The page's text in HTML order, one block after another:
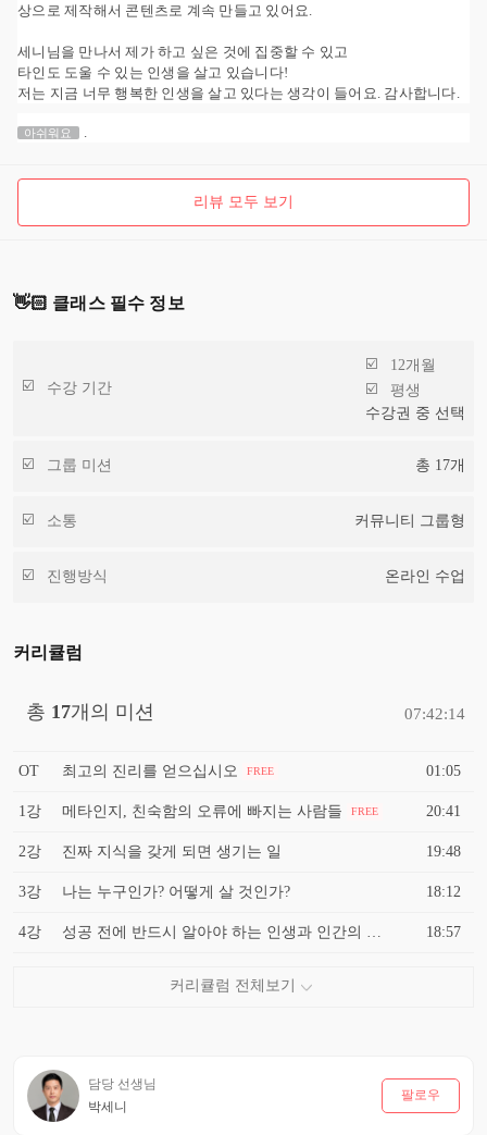
상으로 제작해서 콘텐츠로 계속 만들고 있어요.
세니님을 만나서 제가 하고 싶은 것에 집중할 수 있고
타인도 도울 수 있는 인생을 살고 있습니다!
저는 지금 너무 행복한 인생을 살고 있다는 생각이 들어요. 감사합니다.
아쉬워요
리뷰 모두 보기
👋🏻 클래스 필수 정보
수강 기간
12개월
평생
수강권 중 선택
그룹 미션 총 17개
소통 커뮤니티 그룹형
진행방식 온라인 수업
커리큘럼
총 17개의 미션 07:42:14
OT 최고의 진리를 얻으십시오 FREE 01:05
1강 메타인지, 친숙함의 오류에 빠지는 사람들 FREE 20:41
2강 진짜 지식을 갖게 되면 생기는 일 19:48
3강 나는 누구인가? 어떻게 살 것인가? 18:12
4강 18:57
담당 선생님
박세니
팔로우